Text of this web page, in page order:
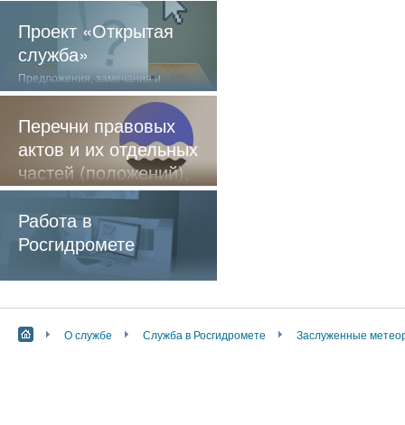
Проект «Открытая
служба»
Предложения, замечания и
отзывы о нашей работе
Перечни правовых
актов и их отдельных
частей (положений),
содержащие
обязательные
требования
Работа в
Росгидромете
О службе Служба в Росгидромете Заслуженные